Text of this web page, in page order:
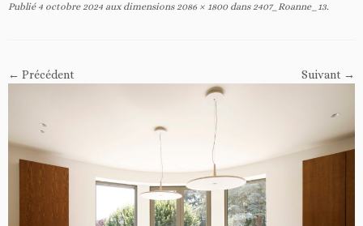
Publié 4 octobre 2024 aux dimensions2086 × 1800dans2407_Roanne_13.
← Précédent Suivant →